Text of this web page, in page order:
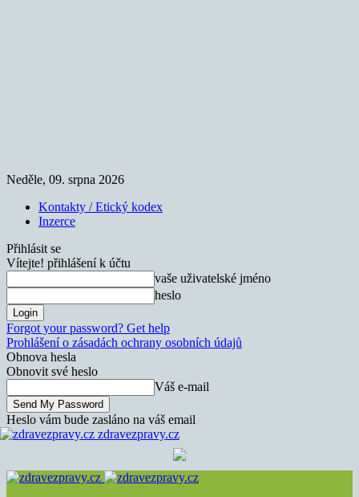
Neděle, 09. srpna 2026
Kontakty / Etický kodex
Inzerce
Přihlásit se
Vítejte! přihlášení k účtu
vaše uživatelské jméno
heslo
Forgot your password? Get help
Prohlášení o zásadách ochrany osobních údajů
Obnova hesla
Obnovit své heslo
Váš e-mail
Heslo vám bude zasláno na váš email
zdravezpravy.cz